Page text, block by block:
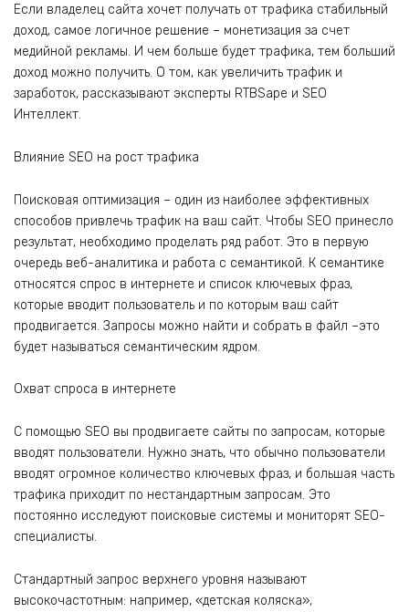
Если владелец сайта хочет получать от трафика стабильный
доход, самое логичное решение – монетизация за счет
медийной рекламы. И чем больше будет трафика, тем больший
доход можно получить. О том, как увеличить трафик и
заработок, рассказывают эксперты RTBSape и SEO
Интеллект.
Влияние SEO на рост трафика
Поисковая оптимизация – один из наиболее эффективных
способов привлечь трафик на ваш сайт. Чтобы SEO принесло
результат, необходимо проделать ряд работ. Это в первую
очередь веб-аналитика и работа с семантикой. К семантике
относятся спрос в интернете и список ключевых фраз,
которые вводит пользователь и по которым ваш сайт
продвигается. Запросы можно найти и собрать в файл –это
будет называться семантическим ядром.
Охват спроса в интернете
С помощью SEO вы продвигаете сайты по запросам, которые
вводят пользователи. Нужно знать, что обычно пользователи
вводят огромное количество ключевых фраз, и большая часть
трафика приходит по нестандартным запросам. Это
постоянно исследуют поисковые системы и мониторят SEO-
специалисты.
Стандартный запрос верхнего уровня называют
высокочастотным: например, «детская коляска»,